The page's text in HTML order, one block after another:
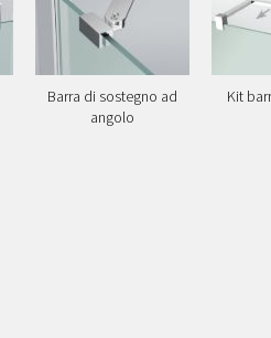
Barra di sostegno ad
angolo
Kit